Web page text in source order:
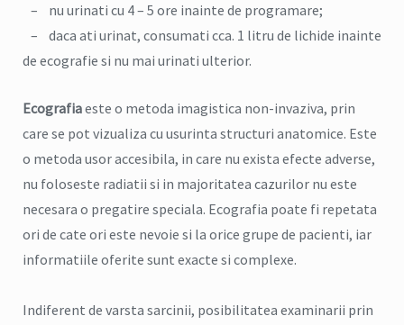
– nu urinati cu 4 – 5 ore inainte de programare;
– daca ati urinat, consumati cca. 1 litru de lichide inainte
de ecografie si nu mai urinati ulterior.
Ecografiaeste o metoda imagistica non-invaziva, prin
care se pot vizualiza cu usurinta structuri anatomice. Este
o metoda usor accesibila, in care nu exista efecte adverse,
nu foloseste radiatii si in majoritatea cazurilor nu este
necesara o pregatire speciala. Ecografia poate fi repetata
ori de cate ori este nevoie si la orice grupe de pacienti, iar
informatiile oferite sunt exacte si complexe.
Indiferent de varsta sarcinii, posibilitatea examinarii prin